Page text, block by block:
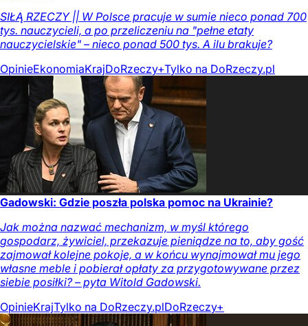
SIŁĄ RZECZY || W Polsce pracuje w sumie nieco ponad 700
tys. nauczycieli, a po przeliczeniu na "pełne etaty
nauczycielskie" – nieco ponad 500 tys. A ilu brakuje?
OpinieEkonomiaKrajDoRzeczy+Tylko na DoRzeczy.pl
Gadowski: Gdzie poszła polska pomoc na Ukrainie?
Jak można nazwać mechanizm, w myśl którego
gospodarz, żywiciel, przekazuje pieniądze na to, aby gość
zajmował kolejne pokoje, a w końcu wynajmował mu jego
własne meble i pobierał opłaty za przygotowywane przez
siebie posiłki? – pyta Witold Gadowski.
OpinieKrajTylko na DoRzeczy.plDoRzeczy+